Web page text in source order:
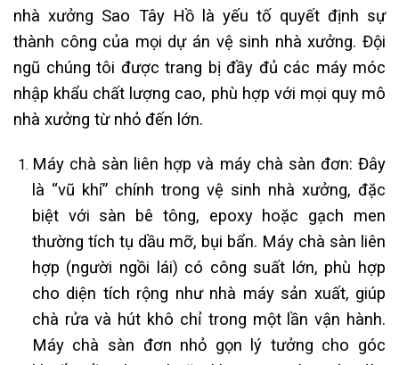
nhà xưởng Sao Tây Hồ là yếu tố quyết định sự
thành công của mọi dự án vệ sinh nhà xưởng. Đội
ngũ chúng tôi được trang bị đầy đủ các máy móc
nhập khẩu chất lượng cao, phù hợp với mọi quy mô
nhà xưởng từ nhỏ đến lớn.
Máy chà sàn liên hợp và máy chà sàn đơn: Đây
là “vũ khí” chính trong vệ sinh nhà xưởng, đặc
biệt với sàn bê tông, epoxy hoặc gạch men
thường tích tụ dầu mỡ, bụi bẩn. Máy chà sàn liên
hợp (người ngồi lái) có công suất lớn, phù hợp
cho diện tích rộng như nhà máy sản xuất, giúp
chà rửa và hút khô chỉ trong một lần vận hành.
Máy chà sàn đơn nhỏ gọn lý tưởng cho góc